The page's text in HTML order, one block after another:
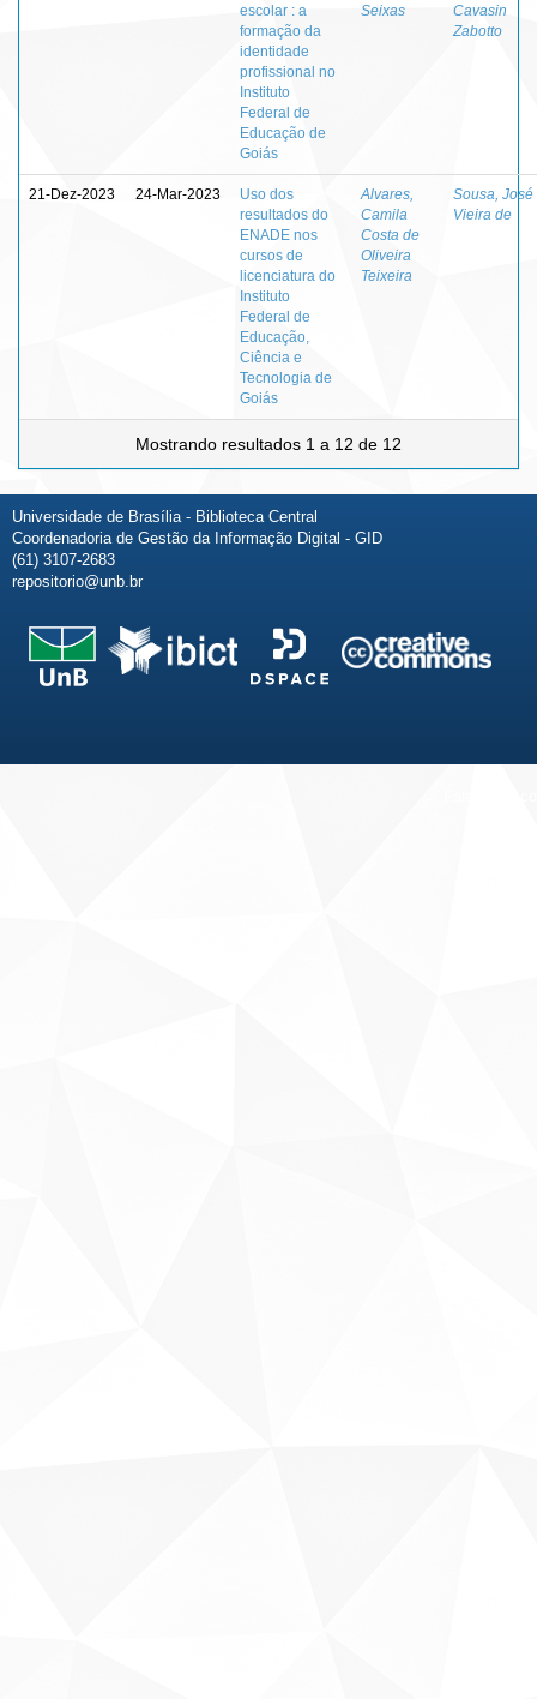
escolar : a
formação da
identidade
profissional no
Instituto
Federal de
Educação de
Goiás
Seixas
Cavasin
Zabotto
21-Dez-2023 24-Mar-2023
Uso dos
resultados do
ENADE nos
cursos de
licenciatura do
Instituto
Federal de
Educação,
Ciência e
Tecnologia de
Goiás
Alvares,
Camila
Costa de
Oliveira
Teixeira
Sousa, José
Vieira de
Mostrando resultados 1 a 12 de 12
Universidade de Brasília - Biblioteca Central
Coordenadoria de Gestão da Informação Digital - GID
(61) 3107-2683
repositorio@unb.br